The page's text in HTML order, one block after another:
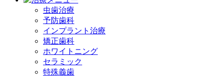
虫歯治療
予防歯科
インプラント治療
矯正歯科
ホワイトニング
セラミック
特殊義歯